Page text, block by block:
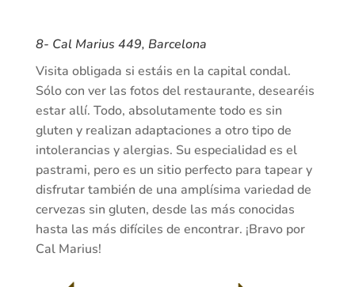
8- Cal Marius 449, Barcelona
Visita obligada si estáis en la capital condal.
Sólo con ver las fotos del restaurante, desearéis
estar allí. Todo, absolutamente todo es sin
gluten y realizan adaptaciones a otro tipo de
intolerancias y alergias. Su especialidad es el
pastrami, pero es un sitio perfecto para tapear y
disfrutar también de una amplísima variedad de
cervezas sin gluten, desde las más conocidas
hasta las más difíciles de encontrar. ¡Bravo por
Cal Marius!